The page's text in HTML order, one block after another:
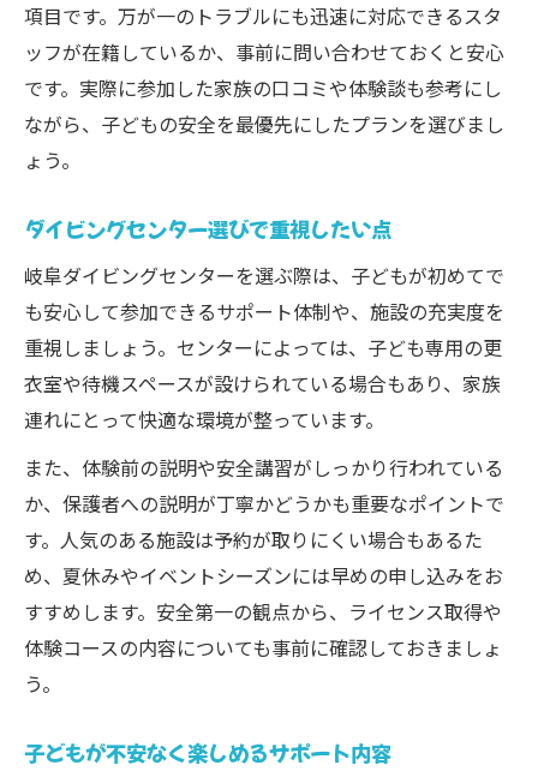
項目です。万が一のトラブルにも迅速に対応できるスタ
ッフが在籍しているか、事前に問い合わせておくと安心
です。実際に参加した家族の口コミや体験談も参考にし
ながら、子どもの安全を最優先にしたプランを選びまし
ょう。
ダイビングセンター選びで重視したい点
岐阜ダイビングセンターを選ぶ際は、子どもが初めてで
も安心して参加できるサポート体制や、施設の充実度を
重視しましょう。センターによっては、子ども専用の更
衣室や待機スペースが設けられている場合もあり、家族
連れにとって快適な環境が整っています。
また、体験前の説明や安全講習がしっかり行われている
か、保護者への説明が丁寧かどうかも重要なポイントで
す。人気のある施設は予約が取りにくい場合もあるた
め、夏休みやイベントシーズンには早めの申し込みをお
すすめします。安全第一の観点から、ライセンス取得や
体験コースの内容についても事前に確認しておきましょ
う。
子どもが不安なく楽しめるサポート内容